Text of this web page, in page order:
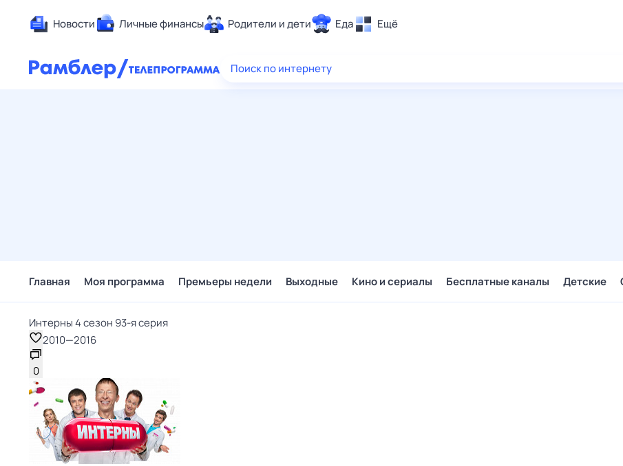
Новости Личные финансы Родители и дети Еда Ещё
Здоровье
Поиск по интернету
Главная Моя программа Премьеры недели Выходные Кино и сериалы Бесплатные каналы Детские
Интерны 4 сезон 93-я серия
2010—2016
0